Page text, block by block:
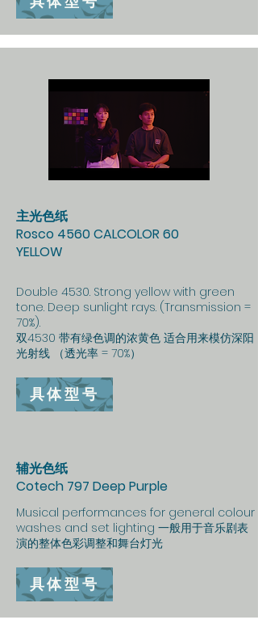
主光色纸
Rosco 4560 CALCOLOR 60
YELLOW
Double 4530. Strong yellow with green
tone. Deep sunlight rays. (Transmission =
70%).
双4530 带有绿色调的浓黄色 适合用来模仿深阳
光射线 （透光率 = 70%）
具体型号
辅光色纸
Cotech 797 Deep Purple
Musical performances for general colour
washes and set lighting 一般用于音乐剧表
演的整体色彩调整和舞台灯光
具体型号